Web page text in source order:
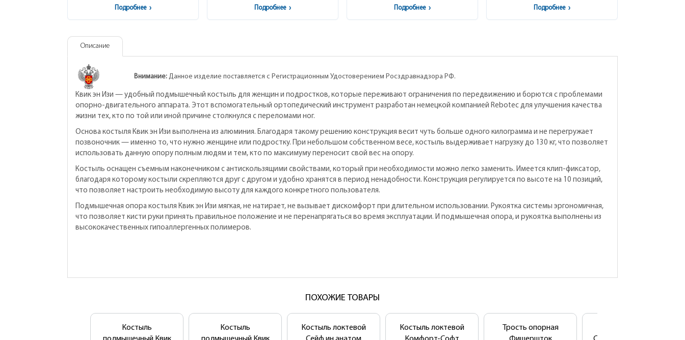
Подробнее › Подробнее › Подробнее › Подробнее ›
Описание
Внимание: Данное изделие поставляется с Регистрационным Удостоверением Росздравнадзора РФ.
Квик эн Изи — удобный подмышечный костыль для женщин и подростков, которые переживают ограничения по передвижению и борются с проблемами
опорно-двигательного аппарата. Этот вспомогательный ортопедический инструмент разработан немецкой компанией Rebotec для улучшения качества
жизни тех, кто по той или иной причине столкнулся с переломами ног.
Основа костыля Квик эн Изи выполнена из алюминия. Благодаря такому решению конструкция весит чуть больше одного килограмма и не перегружает
позвоночник — именно то, что нужно женщине или подростку. При небольшом собственном весе, костыль выдерживает нагрузку до 130 кг, что позволяет
использовать данную опору полным людям и тем, кто по максимуму переносит свой вес на опору.
Костыль оснащен съемным наконечником с антискользящими свойствами, который при необходимости можно легко заменить. Имеется клип-фиксатор,
благодаря которому костыли скрепляются друг с другом и удобно хранятся в период ненадобности. Конструкция регулируется по высоте на 10 позиций,
что позволяет настроить необходимую высоту для каждого конкретного пользователя.
Подмышечная опора костыля Квик эн Изи мягкая, не натирает, не вызывает дискомфорт при длительном использовании. Рукоятка системы эргономичная,
что позволяет кисти руки принять правильное положение и не перенапрягаться во время эксплуатации. И подмышечная опора, и рукоятка выполнены из
высококачественных гипоаллергенных полимеров.
ПОХОЖИЕ ТОВАРЫ
Костыль
Костыль
Костыль локтевой
Костыль локтевой
Трость опорная